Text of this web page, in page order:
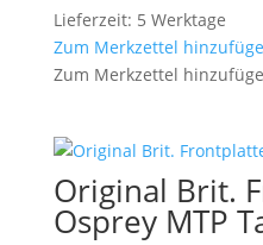
Lieferzeit: 5 Werktage
Zum Merkzettel
Zum Merkzettel
Original Brit.
Osprey MTP